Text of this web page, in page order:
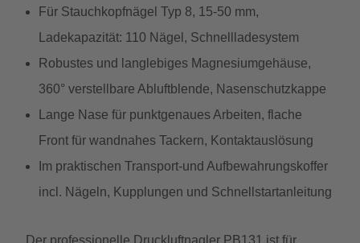
Für Stauchkopfnägel Typ 8, 15-50 mm,
Ladekapazität: 110 Nägel, Schnellladesystem
Robustes und langlebiges Magnesiumgehäuse,
360° verstellbare Abluftblende, Nasenschutzkappe
Lange Nase für punktgenaues Arbeiten, flache
Front für wandnahes Tackern, Kontaktauslösung
Im praktischen Transport-und Aufbewahrungskoffer
incl. Nägeln, Kupplungen und Schnellstartanleitung
Der professionelle Druckluftnagler PB131 ist für